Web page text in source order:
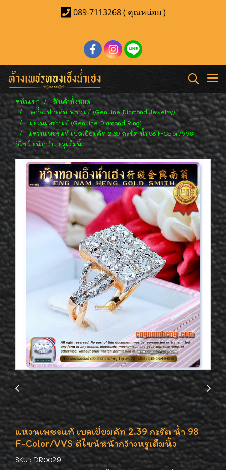
089-7113268 ( คุณหน่อย )
หน้าแรก
สินค้าทั้งหมด
เครื่องประดับเพชรแท้ (Genuine Diamond Jewelry)
แหวนเพชรแท้ (Genuine Diamond Ring)
แหวนเพชรแท้ เบลเยี่ยมคัท 2.39 กะรัต น้ำ 98 F-Color/VVS
ดีไซน์หน้ากว้างหรูเต็มนิ้ว
แหวนเพชรแท้ เบลเยี่ยมคัท 2.39 กะรัต น้ำ 98
F-Color/VVS ดีไซน์หน้ากว้างหรูเต็มนิ้ว
SKU : DR0029